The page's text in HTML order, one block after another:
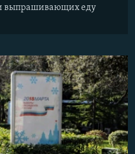
выпрашивающих еду